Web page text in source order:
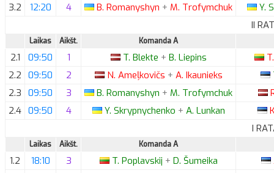
3.2
12:20 4 B. Romanyshyn + M. Trofymchuk Y.
II
Laikas Aikšt. Komanda A
2.1 09:50 1 T. Blekte + B. Liepins T.
2.2 09:50 2 N. Ameļkovičs + A. Ikaunieks
2.3 09:50 3 B. Romanyshyn + M. Trofymchuk
2.4 09:50 4 Y. Skrypnychenko + A. Lunkan
I
Laikas Aikšt. Komanda A
1.2 18:10 3 T. Poplavskij + D. Šumeika